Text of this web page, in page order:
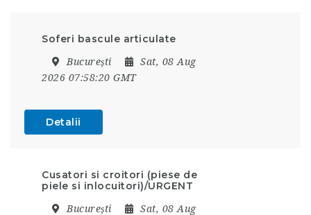
Soferi bascule articulate
București
Sat, 08 Aug
2026 07:58:20 GMT
Detalii
Cusatori si croitori (piese de
piele si inlocuitori)/URGENT
București
Sat, 08 Aug